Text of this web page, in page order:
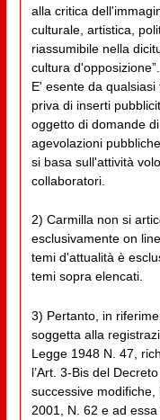
alla critica
culturale, artistica,
riassumibile nella
cultura d'opposizione”.
E' esente da
priva di inserti
oggetto di domande
agevolazioni
si basa sull'attività
collaboratori.
2) Carmilla non si
esclusivamente on
temi d'attualità è
temi sopra elencati.
3) Pertanto, in
soggetta alla
Legge 1948 N. 47,
l’Art. 3-Bis del
successive modifiche,
2001, N. 62 e ad